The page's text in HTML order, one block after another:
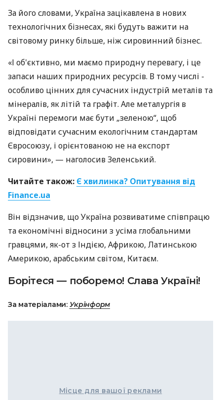
За його словами, Україна зацікавлена в нових
технологічних бізнесах, які будуть важити на
світовому ринку більше, ніж сировинний бізнес.
«І об'єктивно, ми маємо природну перевагу, і це
запаси наших природних ресурсів. В тому числі -
особливо цінних для сучасних індустрій металів та
мінералів, як літій та графіт. Але металургія в
Україні перемоги має бути „зеленою“, щоб
відповідати сучасним екологічним стандартам
Євросоюзу, і орієнтованою не на експорт
сировини», — наголосив Зеленський.
Читайте також: Є хвилинка? Опитування від
Finance.ua
Він відзначив, що Україна розвиватиме співпрацю
та економічні відносини з усіма глобальними
гравцями, як-от з Індією, Африкою, Латинською
Америкою, арабським світом, Китаєм.
Борітеся — поборемо! Слава Україні!
За матеріалами: Укрінформ
Місце для вашої реклами